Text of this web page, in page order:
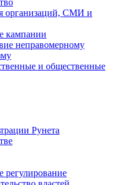
организаций, СМИ и
кампании
неправомерному
и общественные
Рунета
регулирование